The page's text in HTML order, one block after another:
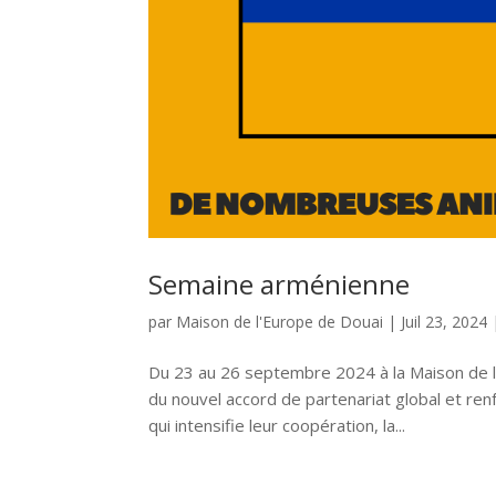
Semaine arménienne
par Maison de l'Europe de Douai | Juil 23, 2024
Du 23 au 26 septembre 2024 à la Maison de
du nouvel accord de partenariat global et
qui intensifie leur coopération, la...